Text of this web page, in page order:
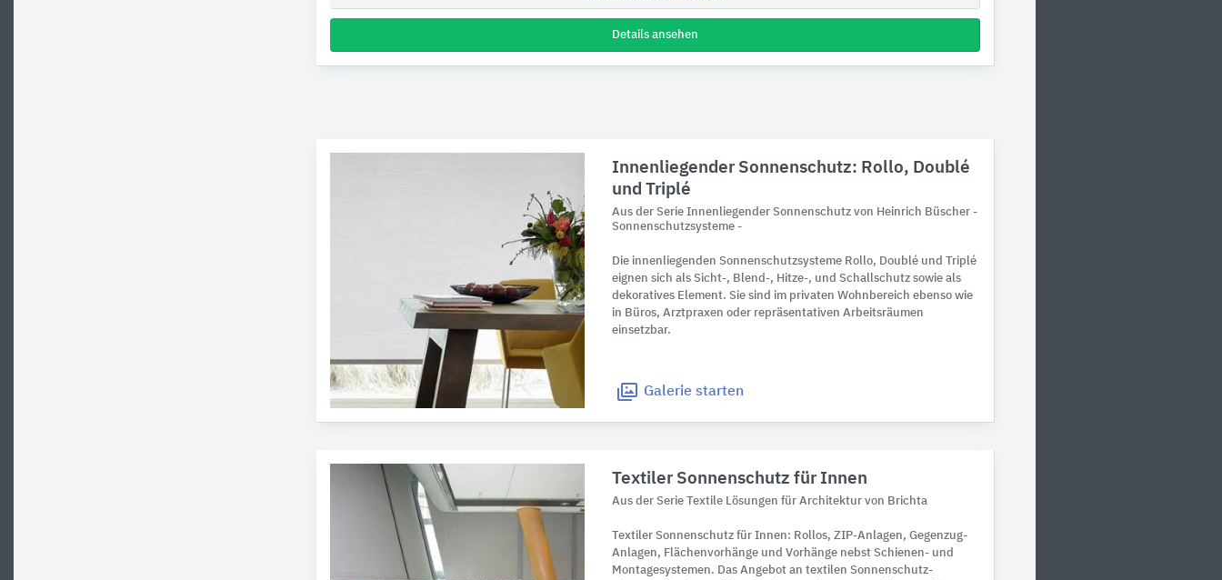
Details ansehen
Innenliegender Sonnenschutz: Rollo, Doublé
und Triplé
Aus der Serie Innenliegender Sonnenschutz von Heinrich Büscher -
Sonnenschutzsysteme -
Die innenliegenden Sonnenschutzsysteme Rollo, Doublé und Triplé
eignen sich als Sicht-, Blend-, Hitze-, und Schallschutz sowie als
dekoratives Element. Sie sind im privaten Wohnbereich ebenso wie
in Büros, Arztpraxen oder repräsentativen Arbeitsräumen
einsetzbar.
Galerie starten
Textiler Sonnenschutz für Innen
Aus der Serie Textile Lösungen für Architektur von Brichta
Textiler Sonnenschutz für Innen: Rollos, ZIP-Anlagen, Gegenzug-
Anlagen, Flächenvorhänge und Vorhänge nebst Schienen- und
Montagesystemen. Das Angebot an textilen Sonnenschutz-